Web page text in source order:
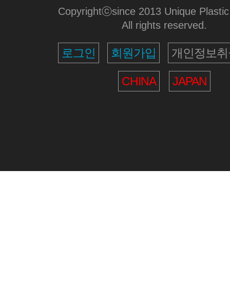
Copyrightⓒsince 2013 Unique
All rights reserved.
로그인 회원가입 개인정보
CHINA JAPAN